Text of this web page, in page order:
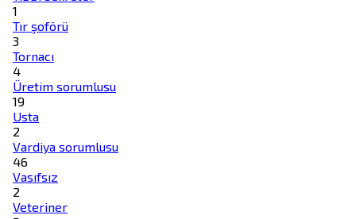
1
Tır şoförü
3
Tornacı
4
Üretim sorumlusu
19
Usta
2
Vardiya sorumlusu
46
Vasıfsız
2
Veteriner